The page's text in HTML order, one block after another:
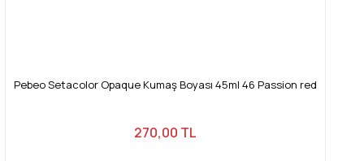
Pebeo Setacolor Opaque Kumaş Boyası 45ml 46 Passion red
270,00 TL